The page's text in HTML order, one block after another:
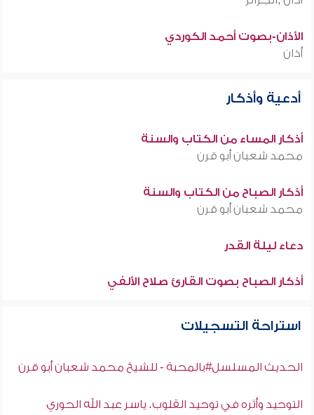
الأذان-بصوت أحمد الكوردي
أذان
أدعية وأذكار
أذكار المساء من الكتاب والسنة
محمد شعبان أبو قرن
أذكار الصباح من الكتاب والسنة
محمد شعبان أبو قرن
دعاء ليلة القدر
أذكار الصباح بصوت القارئ صلاح الألفي
استراحة التسجيلات
الحديث المسلسل#بالمحبة - للشيخ محمد شعبان أبو قرن
التوحيد وأثره في توحيد القلوب. ياسر عبد الله الحوري